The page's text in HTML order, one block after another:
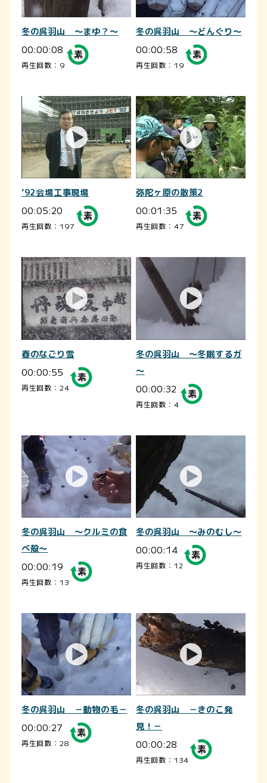
冬の呉羽山 ～まゆ？～
00:00:08
再生回数：9
冬の呉羽山 ～どんぐり～
00:00:58
再生回数：19
’92会場工事現場
00:05:20
再生回数：197
弥陀ヶ原の散策2
00:01:35
再生回数：47
春のなごり雪
00:00:55
再生回数：24
冬の呉羽山 ～冬眠するガ
～
00:00:32
再生回数：4
冬の呉羽山 ～クルミの食
べ殻～
00:00:19
再生回数：13
冬の呉羽山 ～みのむし～
00:00:14
再生回数：12
冬の呉羽山 －動物の毛－
00:00:27
再生回数：28
冬の呉羽山 －きのこ発
見！－
00:00:28
再生回数：134